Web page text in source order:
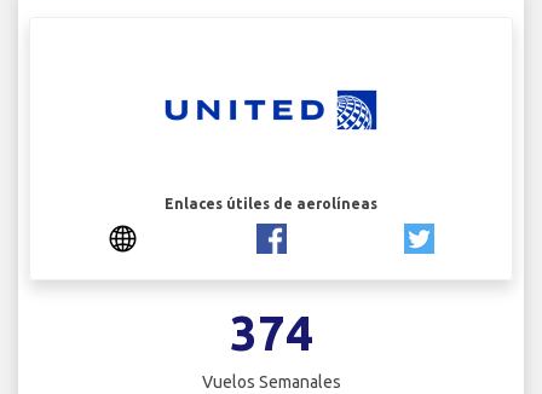
Enlaces útiles de aerolíneas
374
Vuelos Semanales